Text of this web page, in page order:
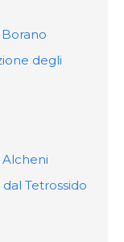
degli
Alcheni
Tetrossido